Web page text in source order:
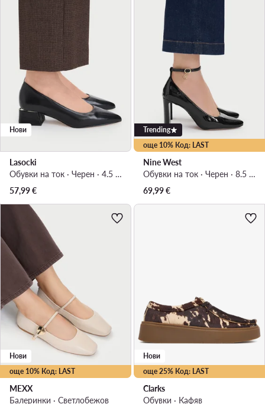
Нови
Lasocki
Обувки на ток · Черен · 4.5 cm
57,99€
още 10% Код: LAST
Trending
Nine West
Обувки на ток · Черен · 8.5 cm
69,99€
още 10% Код: LAST
Нови
MEXX
Балеринки · Светлобежов
още 25% Код: LAST
Нови
Clarks
Обувки · Кафяв